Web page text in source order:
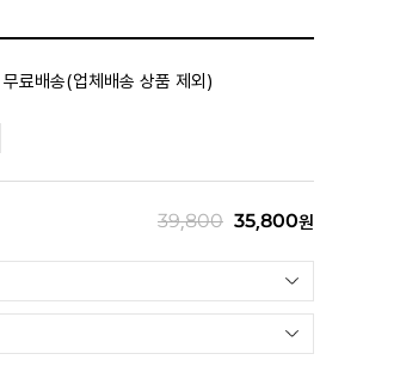
료배송(업체배송 상품 제외)
39,800 35,800원